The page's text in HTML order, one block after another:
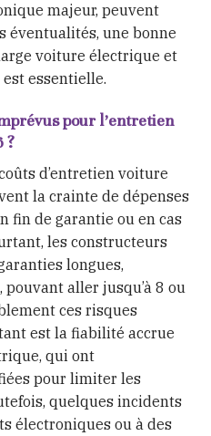
majeur, peuvent
éventualités, une bonne
voiture électrique et
essentielle.
pour l’entretien
?
d’entretien voiture
la crainte de dépenses
fin de garantie ou en cas
les constructeurs
longues,
aller jusqu’à 8 ou
ces risques
est la fiabilité accrue
qui ont
pour limiter les
quelques incidents
électroniques ou à des